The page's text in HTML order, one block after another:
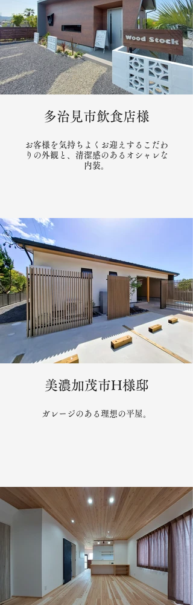
多治見市飲食店様
お客様を気持ちよくお迎えするこだわ
りの外観と、清潔感のあるオシャレな
内装。
美濃加茂市H様邸
ガレージのある理想の平屋。